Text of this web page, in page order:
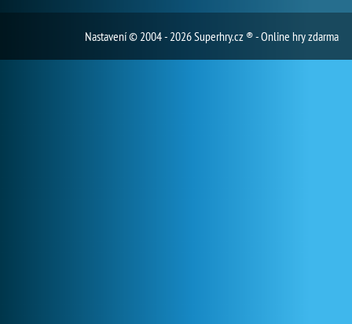
Nastavení© 2004 - 2026 Superhry.cz ® - Online hry zdarma